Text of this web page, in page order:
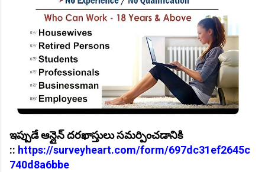
ఇప్పుడే ఆన్లైన్ దరఖాస్తులు సమర్పించడానికి
:: https://surveyheart.com/form/697dc31ef2645c
740d8a6bbe